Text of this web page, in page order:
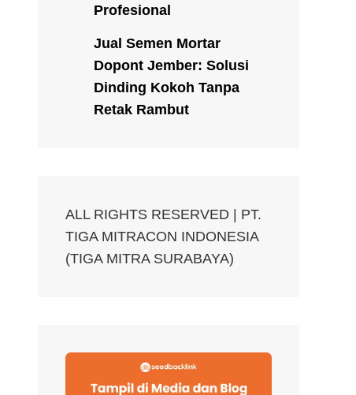
Profesional
Jual Semen Mortar
Dopont Jember: Solusi
Dinding Kokoh Tanpa
Retak Rambut
ALL RIGHTS RESERVED | PT.
TIGA MITRACON INDONESIA
(TIGA MITRA SURABAYA)